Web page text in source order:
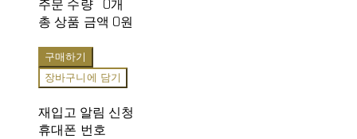
주문 수량
0개
총 상품 금액 0원
구매하기
장바구니에 담기
재입고 알림 신청
휴대폰 번호